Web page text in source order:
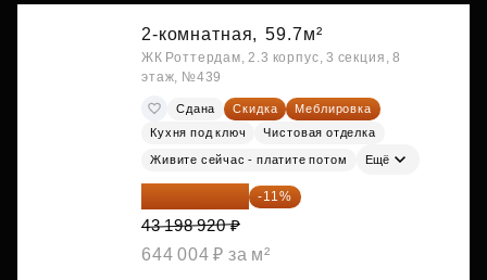
2-комнатная, 59.7м²
ЖК Роттердам, 2.3 корпус, 3 секция, 8
этаж, №439
Сдана Скидка
Меблировка
Кухня под ключ
Чистовая отделка
Живите сейчас - платите потом Ещё
38 447 039 ₽ -11%
43 198 920 ₽
644 004 ₽ за м²